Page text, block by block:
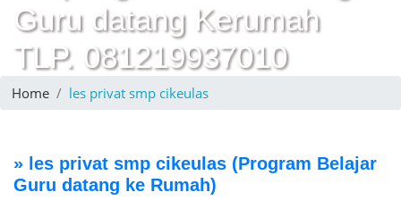
Guru datang Kerumah
TLP. 081219937010
Home les privat smp cikeulas
» les privat smp cikeulas (Program Belajar
Guru datang ke Rumah)